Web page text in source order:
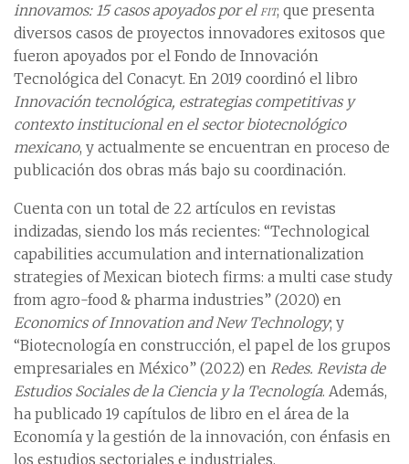
innovamos: 15 casos apoyados por el fit, que presenta
diversos casos de proyectos innovadores exitosos que
fueron apoyados por el Fondo de Innovación
Tecnológica del Conacyt. En 2019 coordinó el libro
Innovación tecnológica, estrategias competitivas y
contexto institucional en el sector biotecnológico
mexicano, y actualmente se encuentran en proceso de
publicación dos obras más bajo su coordinación.
Cuenta con un total de 22 artículos en revistas
indizadas, siendo los más recientes: “Technological
capabilities accumulation and internationalization
strategies of Mexican biotech firms: a multi case study
from agro-food & pharma industries” (2020) en
Economics of Innovation and New Technology; y
“Biotecnología en construcción, el papel de los grupos
empresariales en México” (2022) en Redes. Revista de
Estudios Sociales de la Ciencia y la Tecnología. Además,
ha publicado 19 capítulos de libro en el área de la
Economía y la gestión de la innovación, con énfasis en
los estudios sectoriales e industriales.